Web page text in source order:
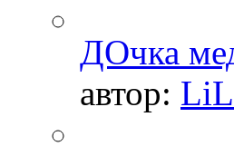
ДОчка
автор: